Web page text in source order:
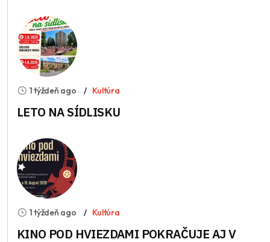
1 týždeň ago Kultúra
LETO NA SÍDLISKU
1 týždeň ago Kultúra
KINO POD HVIEZDAMI POKRAČUJE AJ V